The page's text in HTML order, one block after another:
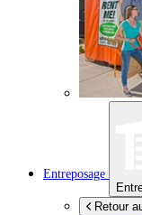
Entreposage
Retour